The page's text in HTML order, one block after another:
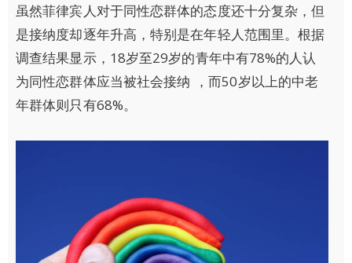
虽然菲律宾人对于同性恋群体的态度还十分复杂，但
是接纳度却逐年升高，特别是在年轻人范围里。根据
调查结果显示，18岁至29岁的青年中有78%的人认
为同性恋群体应当被社会接纳 ，而50岁以上的中老
年群体则只有68%。